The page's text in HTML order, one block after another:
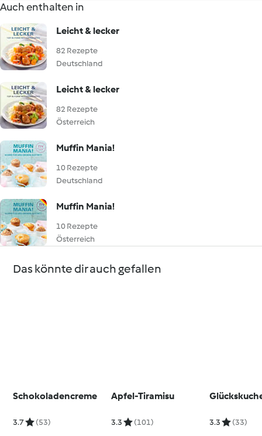
Auch enthalten in
Leicht & lecker
82 Rezepte
Deutschland
Leicht & lecker
82 Rezepte
Österreich
Muffin Mania!
10 Rezepte
Deutschland
Muffin Mania!
10 Rezepte
Österreich
Das könnte dir auch gefallen
Schokoladencreme
3.7 (53)
Apfel-Tiramisu
3.3 (101) 3.3 (33)